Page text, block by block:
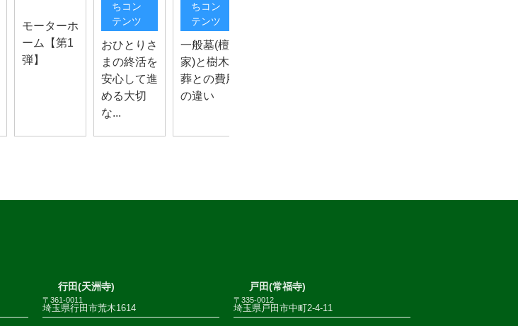
モーターホ
ーム【第1
弾】
ちコン
テンツ
おひとりさ
まの終活を
安心して進
める大切
な...
ちコン
テンツ
一般墓(檀
家)と樹木
葬との費用
の違い
行田(天洲寺)
〒361-0011
埼玉県行田市荒木1614
戸田(常福寺)
〒335-0012
埼玉県戸田市中町2-4-11